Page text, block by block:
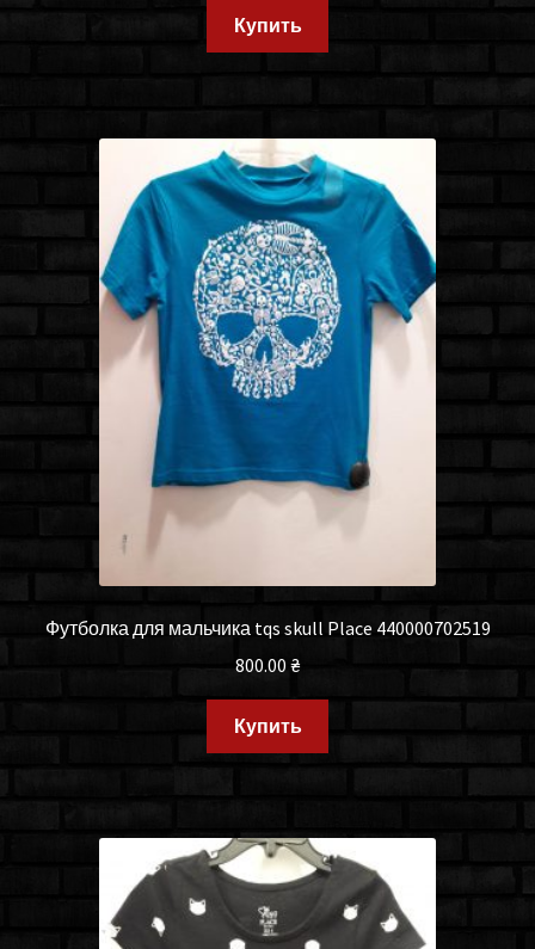
Купить
Футболка для мальчика tqs skull Place 440000702519
800.00 ₴
Купить